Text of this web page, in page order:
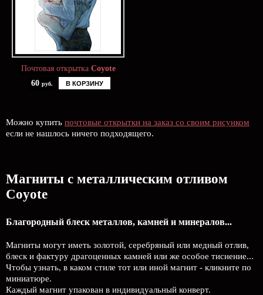
Почтовая открытка Coyote
60 руб. В КОРЗИНУ
Можно купить почтовые открытки на заказ со своим рисунком
если не нашлось ничего подходящего.
Магниты с металлическим отливом
Coyote
Благородный блеск металлов, камней и минералов...
Магниты могут иметь золотой, серебряный или медный отлив,
блеск и фактуру драгоценных камней или же особое тиснение...
Чтобы узнать, в каком стиле тот или иной магнит - кликните по
миниатюре.
Каждый магнит упакован в индивидуальный конверт.